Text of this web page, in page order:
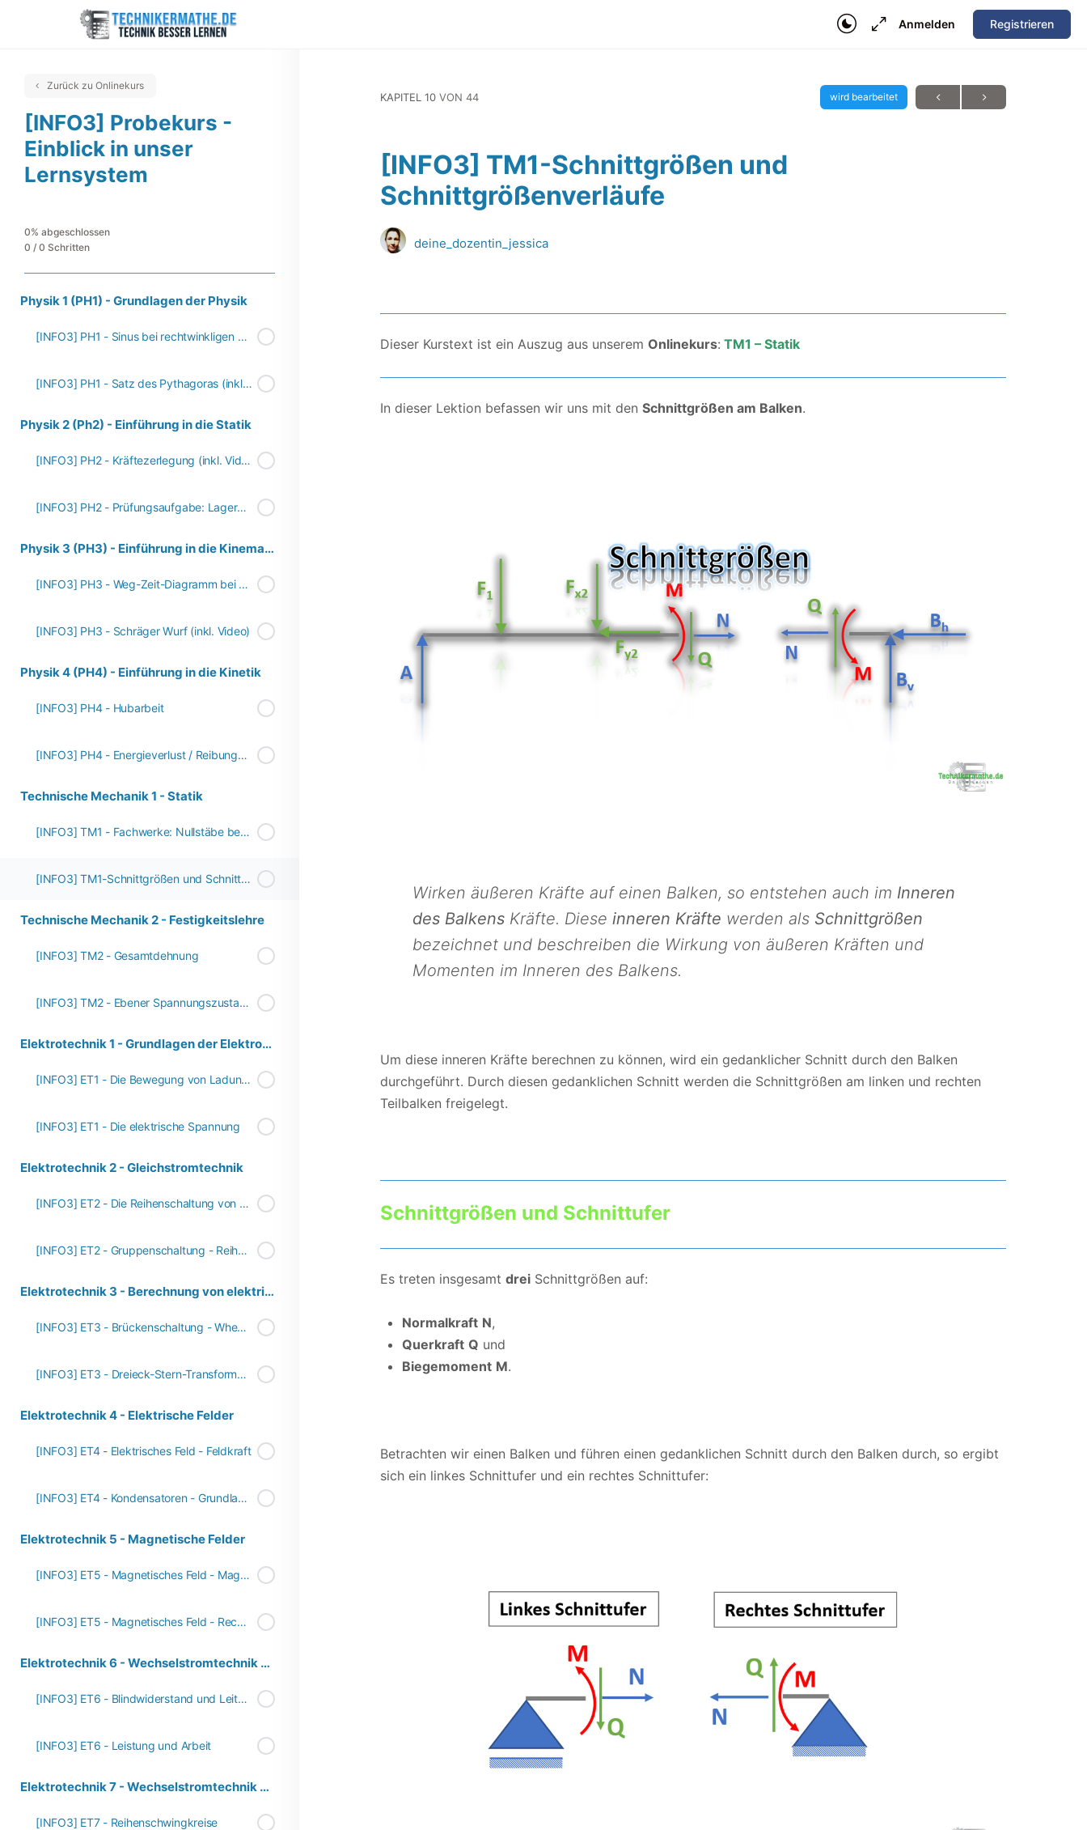
Anmelden Registrieren
Zurück zu Onlinekurs
[INFO3] Probekurs -
Einblick in unser
Lernsystem
0% abgeschlossen
0 / 0 Schritten
Physik 1 (PH1) - Grundlagen der Physik
[INFO3] PH1 - Sinus bei rechtwinkligen Dreiecken (inkl. Video)
[INFO3] PH1 - Satz des Pythagoras (inkl. Video)
Physik 2 (Ph2) - Einführung in die Statik
[INFO3] PH2 - Kräftezerlegung (inkl. Video)
[INFO3] PH2 - Prüfungsaufgabe: Lagerkräfte bestimmen (inkl. Video)
Physik 3 (PH3) - Einführung in die Kinematik
[INFO3] PH3 - Weg-Zeit-Diagramm bei gleichmäßig beschleunigter Bewegung (inkl. Video)
[INFO3] PH3 - Schräger Wurf (inkl. Video)
Physik 4 (PH4) - Einführung in die Kinetik
[INFO3] PH4 - Hubarbeit
[INFO3] PH4 - Energieverlust / Reibungsverlust
Technische Mechanik 1 - Statik
[INFO3] TM1 - Fachwerke: Nullstäbe bestimmen
[INFO3] TM1-Schnittgrößen und Schnittgrößenverläufe
Technische Mechanik 2 - Festigkeitslehre
[INFO3] TM2 - Gesamtdehnung
[INFO3] TM2 - Ebener Spannungszustand - Spannungstransformation
Elektrotechnik 1 - Grundlagen der Elektrotechnik
[INFO3] ET1 - Die Bewegung von Ladungsträgern
[INFO3] ET1 - Die elektrische Spannung
Elektrotechnik 2 - Gleichstromtechnik
[INFO3] ET2 - Die Reihenschaltung von Widerständen
[INFO3] ET2 - Gruppenschaltung - Reihen- und Parallelschaltung
Elektrotechnik 3 - Berechnung von elektrischen Netzwerken
[INFO3] ET3 - Brückenschaltung - Wheatstonsche Brücke
[INFO3] ET3 - Dreieck-Stern-Transformation - Erklärung
Elektrotechnik 4 - Elektrische Felder
[INFO3] ET4 - Elektrisches Feld - Feldkraft
[INFO3] ET4 - Kondensatoren - Grundlagen
Elektrotechnik 5 - Magnetische Felder
[INFO3] ET5 - Magnetisches Feld - Magnetische Wirkung und Phänomene
[INFO3] ET5 - Magnetisches Feld - Rechte-Hand-Regel
Elektrotechnik 6 - Wechselstromtechnik Teil 1
[INFO3] ET6 - Blindwiderstand und Leitwert
[INFO3] ET6 - Leistung und Arbeit
Elektrotechnik 7 - Wechselstromtechnik Teil 2
[INFO3] ET7 - Reihenschwingkreise
KAPITEL 10 VON 44 wird bearbeitet
[INFO3] TM1-Schnittgrößen und
Schnittgrößenverläufe
deine_dozentin_jessica
Dieser Kurstext ist ein Auszug aus unserem Onlinekurs: TM1 – Statik
In dieser Lektion befassen wir uns mit den Schnittgrößen am Balken.
Wirken äußeren Kräfte auf einen Balken, so entstehen auch im Inneren
des Balkens Kräfte. Diese inneren Kräfte werden als Schnittgrößen
bezeichnet und beschreiben die Wirkung von äußeren Kräften und
Momenten im Inneren des Balkens.
Um diese inneren Kräfte berechnen zu können, wird ein gedanklicher Schnitt durch den Balken
durchgeführt. Durch diesen gedanklichen Schnitt werden die Schnittgrößen am linken und rechten
Teilbalken freigelegt.
Schnittgrößen und Schnittufer
Es treten insgesamt drei Schnittgrößen auf:
Normalkraft N,
Querkraft Q und
Biegemoment M.
Betrachten wir einen Balken und führen einen gedanklichen Schnitt durch den Balken durch, so ergibt
sich ein linkes Schnittufer und ein rechtes Schnittufer: